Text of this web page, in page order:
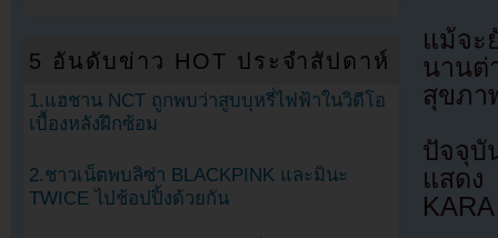
แม้จะ
นาน
สุขภา
ปัจจุบั
แสดง
KARA
5 อันดับข่าว HOT ประจำสัปดาห์
1.แฮชาน NCT ถูกพบว่าสูบบุหรี่ไฟฟ้าในวิดีโอ
เบื้องหลังฝึกซ้อม
2.ชาวเน็ตพบลิซ่า BLACKPINK และมินะ
TWICE ไปช้อปปิ้งด้วยกัน